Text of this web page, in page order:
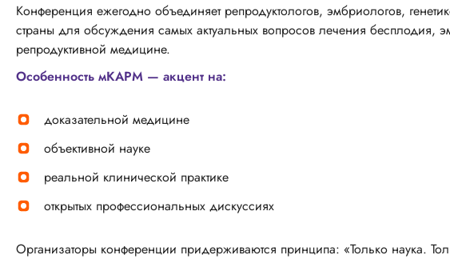
Конференция ежегодно объединяет репродуктологов, эмбриологов,
страны для обсуждения самых актуальных вопросов лечения бесплодия,
репродуктивной медицине.
Особенность мКАРМ — акцент на:
доказательной медицине
объективной науке
реальной клинической практике
открытых профессиональных дискуссиях
Организаторы конференции придерживаются принципа: «Только наука.